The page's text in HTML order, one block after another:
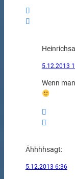
Heinrich
5.12.2013
Wenn
Ähhhhsagt:
5.12.2013 6:36